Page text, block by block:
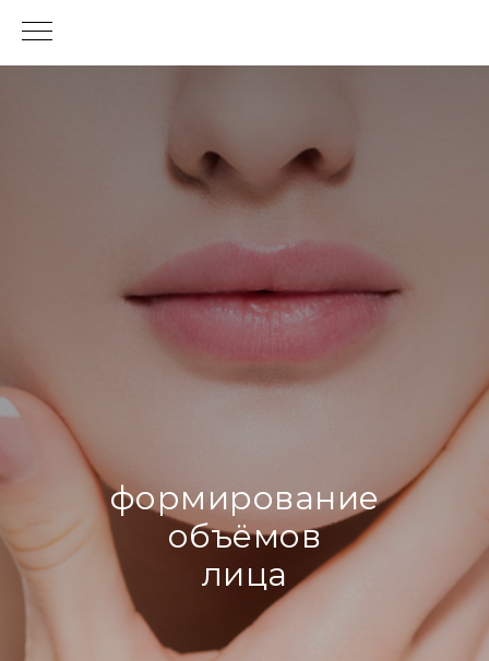
формирование
объёмов
лица